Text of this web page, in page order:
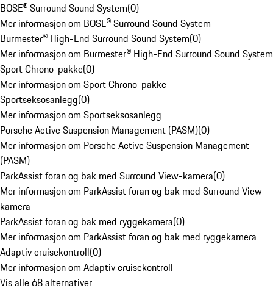
BOSE® Surround Sound System(0)
Mer informasjon om BOSE® Surround Sound System
Burmester® High-End Surround Sound System(0)
Mer informasjon om Burmester® High-End Surround Sound System
Sport Chrono-pakke(0)
Mer informasjon om Sport Chrono-pakke
Sportseksosanlegg(0)
Mer informasjon om Sportseksosanlegg
Porsche Active Suspension Management (PASM)(0)
Mer informasjon om Porsche Active Suspension Management
(PASM)
ParkAssist foran og bak med Surround View-kamera(0)
Mer informasjon om ParkAssist foran og bak med Surround View-
kamera
ParkAssist foran og bak med ryggekamera(0)
Mer informasjon om ParkAssist foran og bak med ryggekamera
Adaptiv cruisekontroll(0)
Mer informasjon om Adaptiv cruisekontroll
Vis alle 68 alternativer